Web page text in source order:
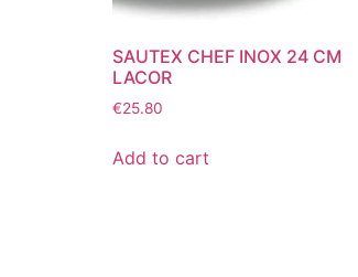
SAUTEX CHEF INOX 24 CM
LACOR
€25.80
Add to cart